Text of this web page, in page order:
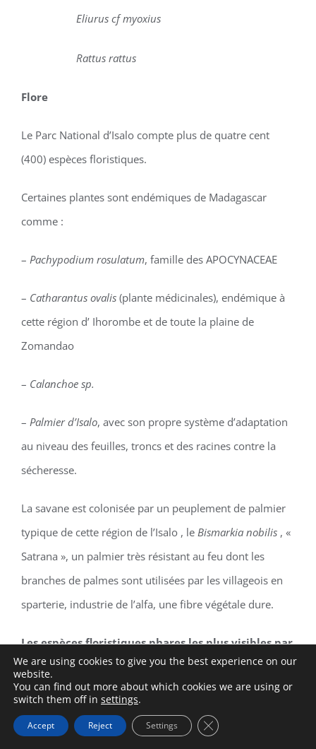
Eliurus cf myoxius
Rattus rattus
Flore
Le Parc National d’Isalo compte plus de quatre cent
(400) espèces floristiques.
Certaines plantes sont endémiques de Madagascar
comme :
– Pachypodium rosulatum, famille des APOCYNACEAE
– Catharantus ovalis (plante médicinales), endémique à
cette région d’ Ihorombe et de toute la plaine de
Zomandao
– Calanchoe sp.
– Palmier d’Isalo, avec son propre système d’adaptation
au niveau des feuilles, troncs et des racines contre la
sécheresse.
La savane est colonisée par un peuplement de palmier
typique de cette région de l’Isalo , le Bismarkia nobilis , «
Satrana », un palmier très résistant au feu dont les
branches de palmes sont utilisées par les villageois en
sparterie, industrie de l’alfa, une fibre végétale dure.
Les espèces floristiques phares les plus visibles par
les touristes sont :
We are using cookies to give you the best experience on our
website.
You can find out more about which cookies we are using or
switch them off in settings.
Accept Reject Settings Close GDPR Cookie